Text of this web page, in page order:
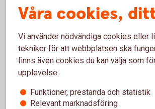
Här kan du göra din anmälan och
Skadeanmälan – anmälskada
Våra cookies,
Vi använder nödvändiga cookies eller
tekniker för att webbplatsen ska
finns även cookies du kan välja som
upplevelse:
Funktioner, prestanda och statistik
Relevant marknadsföring